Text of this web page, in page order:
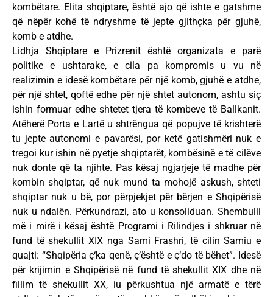
kombëtare. Elita shqiptare, është ajo që ishte e gatshme
që nëpër kohë të ndryshme të jepte gjithçka për gjuhë,
komb e atdhe.
Lidhja Shqiptare e Prizrenit është organizata e parë
politike e ushtarake, e cila pa kompromis u vu në
realizimin e idesë kombëtare për një komb, gjuhë e atdhe,
për një shtet, qoftë edhe për një shtet autonom, ashtu siç
ishin formuar edhe shtetet tjera të kombeve të Ballkanit.
Atëherë Porta e Lartë u shtrëngua që popujve të krishterë
tu jepte autonomi e pavarësi, por ketë gatishmëri nuk e
tregoi kur ishin në pyetje shqiptarët, kombësinë e të cilëve
nuk donte që ta njihte. Pas kësaj ngjarjeje të madhe për
kombin shqiptar, që nuk mund ta mohojë askush, shteti
shqiptar nuk u bë, por përpjekjet për bërjen e Shqipërisë
nuk u ndalën. Përkundrazi, ato u konsoliduan. Shembulli
më i mirë i kësaj është Programi i Rilindjes i shkruar në
fund të shekullit XIX nga Sami Frashri, të cilin Samiu e
quajti: “Shqipëria ç‘ka qenë, ç’është e ç‘do të bëhet”. Idesë
për krijimin e Shqipërisë në fund të shekullit XIX dhe në
fillim të shekullit XX, iu përkushtua një armatë e tërë